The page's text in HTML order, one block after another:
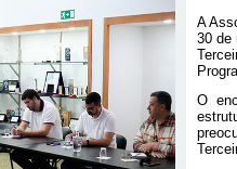
A
30 de
O